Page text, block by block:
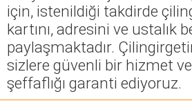
için, istenildiği takdirde
kartını, adresini ve ustalık
paylaşmaktadır.
sizlere güvenli bir hizmet
şeffaflığı garanti ediyoruz.